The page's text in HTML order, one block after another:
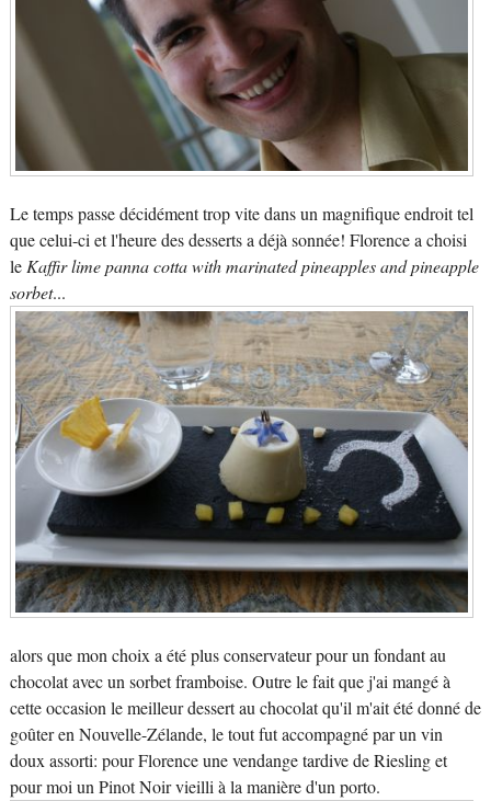
Le temps passe décidément trop vite dans un magnifique endroit tel
que celui-ci et l'heure des desserts a déjà sonnée! Florence a choisi
le Kaffir lime panna cotta with marinated pineapples and pineapple
sorbet...
alors que mon choix a été plus conservateur pour un fondant au
chocolat avec un sorbet framboise. Outre le fait que j'ai mangé à
cette occasion le meilleur dessert au chocolat qu'il m'ait été donné de
goûter en Nouvelle-Zélande, le tout fut accompagné par un vin
doux assorti: pour Florence une vendange tardive de Riesling et
pour moi un Pinot Noir vieilli à la manière d'un porto.